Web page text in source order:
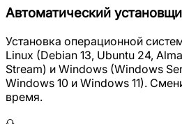
Автоматический
Установка операционной
Linux (Debian 13, Ubuntu 24,
Stream) и Windows (Windows
Windows 10 и Windows 11).
время.